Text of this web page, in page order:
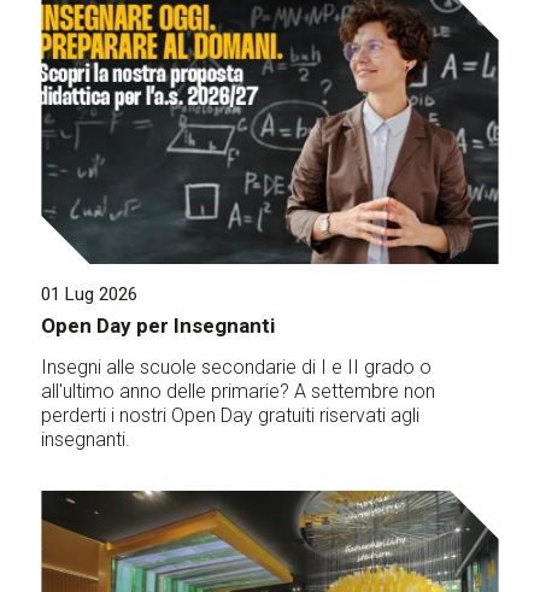
01 Lug 2026
Open Day per Insegnanti
Insegni alle scuole secondarie di I e II grado o
all'ultimo anno delle primarie? A settembre non
perderti i nostri Open Day gratuiti riservati agli
insegnanti.